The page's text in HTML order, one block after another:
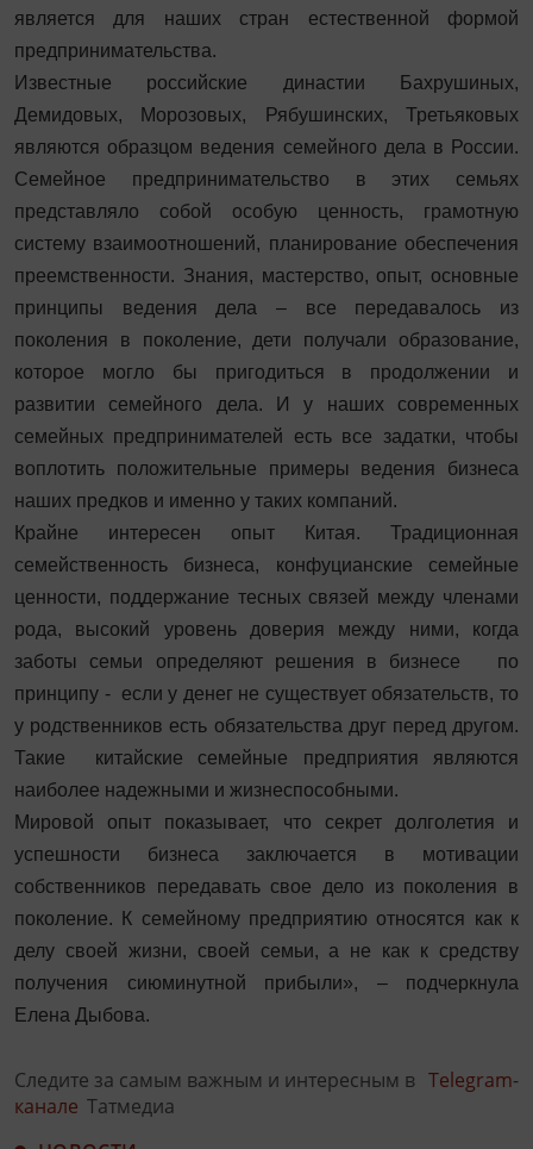
является для наших стран естественной формой
предпринимательства.
Известные российские династии Бахрушиных,
Демидовых, Морозовых, Рябушинских, Третьяковых
являются образцом ведения семейного дела в России.
Семейное предпринимательство в этих семьях
представляло собой особую ценность, грамотную
систему взаимоотношений, планирование обеспечения
преемственности. Знания, мастерство, опыт, основные
принципы ведения дела – все передавалось из
поколения в поколение, дети получали образование,
которое могло бы пригодиться в продолжении и
развитии семейного дела. И у наших современных
семейных предпринимателей есть все задатки, чтобы
воплотить положительные примеры ведения бизнеса
наших предков и именно у таких компаний.
Крайне интересен опыт Китая. Традиционная
семейственность бизнеса, конфуцианские семейные
ценности, поддержание тесных связей между членами
рода, высокий уровень доверия между ними, когда
заботы семьи определяют решения в бизнесе по
принципу - если у денег не существует обязательств, то
у родственников есть обязательства друг перед другом.
Такие китайские семейные предприятия являются
наиболее надежными и жизнеспособными.
Мировой опыт показывает, что секрет долголетия и
успешности бизнеса заключается в мотивации
собственников передавать свое дело из поколения в
поколение. К семейному предприятию относятся как к
делу своей жизни, своей семьи, а не как к средству
получения сиюминутной прибыли», – подчеркнула
Елена Дыбова.
Следите за самым важным и интересным в Telegram-
канале Татмедиа